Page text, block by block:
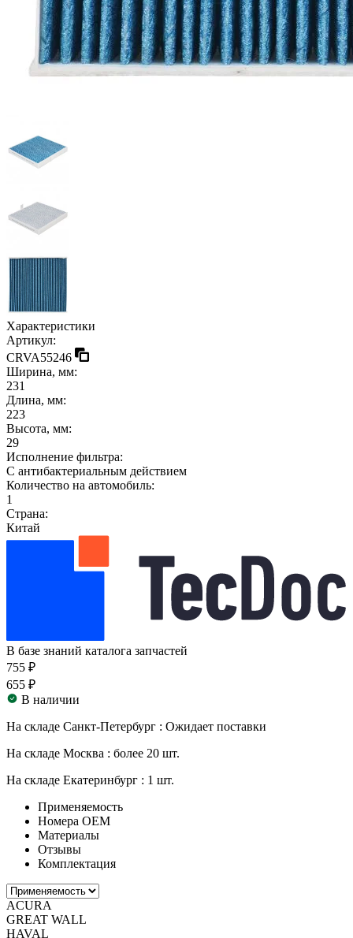
Характеристики
Артикул:
CRVA55246
Ширина, мм:
231
Длина, мм:
223
Высота, мм:
29
Исполнение фильтра:
С антибактериальным действием
Количество на автомобиль:
1
Страна:
Китай
В базе знаний каталога запчастей
755 ₽
655 ₽
В наличии
На складе Санкт-Петербург : Ожидает поставки
На складе Москва : более 20 шт.
На складе Екатеринбург : 1 шт.
Применяемость
Номера ОЕМ
Материалы
Отзывы
Комплектация
ACURA
GREAT WALL
HAVAL